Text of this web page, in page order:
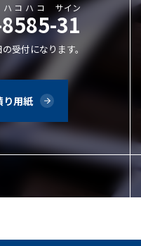
31
ハコハコ サイン
受付になります。
り用紙